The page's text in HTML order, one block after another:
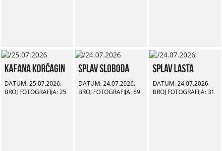
Kafana Korčagin
DATUM: 25.07.2026.
BROJ FOTOGRAFIJA: 25
Splav Sloboda
DATUM: 24.07.2026.
BROJ FOTOGRAFIJA: 69
Splav Lasta
DATUM: 24.07.2026.
BROJ FOTOGRAFIJA: 31